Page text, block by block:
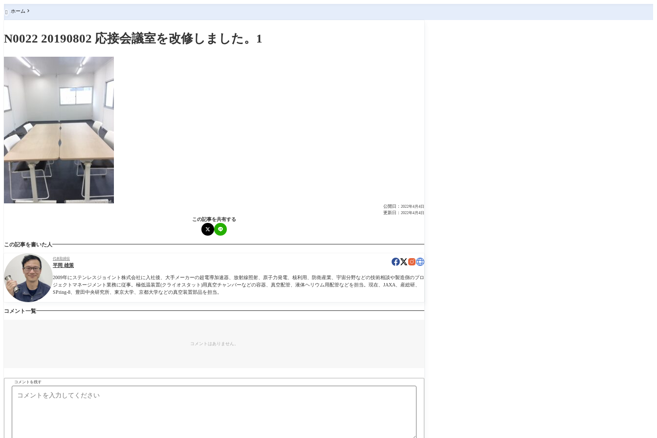
 ホーム
N0022 20190802 応接会議室を改修しました。1
公開日： 2022年4月4日
更新日： 2022年4月4日
この記事を共有する
この記事を書いた人
代表取締役
平岡 雄策
2009年にステンレスジョイント株式会社に入社後、大手メーカーの超電導加速器、放射線照射、原子力発電、核利用、防衛産業、宇宙分野などの技術相談や製造側のプロ
ジェクトマネージメント業務に従事。極低温装置(クライオスタット)用真空チャンバーなどの容器、真空配管、液体ヘリウム用配管などを担当。現在、JAXA、産総研、
SPring-8、豊田中央研究所、東京大学、京都大学などの真空装置部品を担当。
コメント一覧
コメントはありません。
コメントを残す